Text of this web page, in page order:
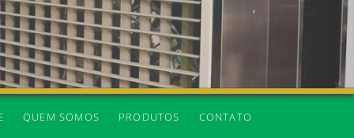
QUEM SOMOS PRODUTOS CONTATO